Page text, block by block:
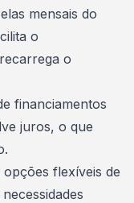
mensais do
o
o
financiamentos
juros, o que
flexíveis de